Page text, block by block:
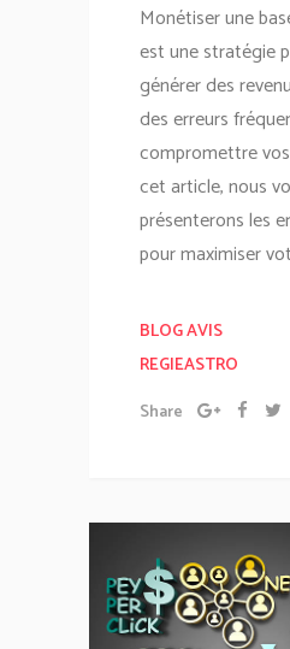
Monétiser une
est une stratégie
générer des
des erreurs
compromettre
cet article, nous
présenterons les
pour maximiser
BLOG AVIS
REGIEASTRO
Share